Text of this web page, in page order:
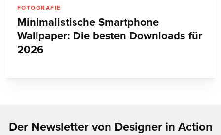
FOTOGRAFIE
Minimalistische Smartphone
Wallpaper: Die besten Downloads für
2026
Der Newsletter von Designer in Action